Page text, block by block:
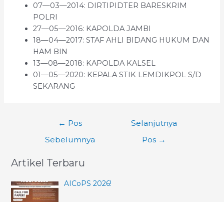
07—03—2014: DIRTIPIDTER BARESKRIM
POLRI
27—05—2016: KAPOLDA JAMBI
18—04—2017: STAF AHLI BIDANG HUKUM DAN
HAM BIN
13—08—2018: KAPOLDA KALSEL
01—05—2020: KEPALA STIK LEMDIKPOL S/D
SEKARANG
← Pos
Sebelumnya
Selanjutnya
Pos →
Artikel Terbaru
AICoPS 2026!